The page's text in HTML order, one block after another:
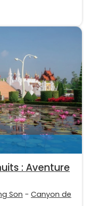
: Aventure
Son - Canyon de